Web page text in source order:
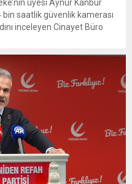
üyesi Aynur Kanbur
bin saatlik güvenlik kamerası
inceleyen Cinayet Büro